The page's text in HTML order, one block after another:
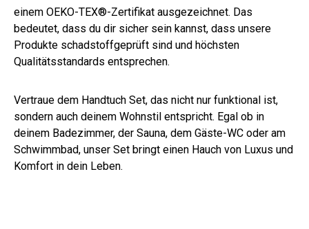
einem OEKO-TEX®-Zertifikat ausgezeichnet. Das
bedeutet, dass du dir sicher sein kannst, dass unsere
Produkte schadstoffgeprüft sind und höchsten
Qualitätsstandards entsprechen.
Vertraue dem Handtuch Set, das nicht nur funktional ist,
sondern auch deinem Wohnstil entspricht. Egal ob in
deinem Badezimmer, der Sauna, dem Gäste-WC oder am
Schwimmbad, unser Set bringt einen Hauch von Luxus und
Komfort in dein Leben.